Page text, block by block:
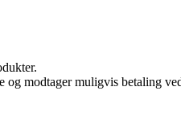
og modtager muligvis betaling